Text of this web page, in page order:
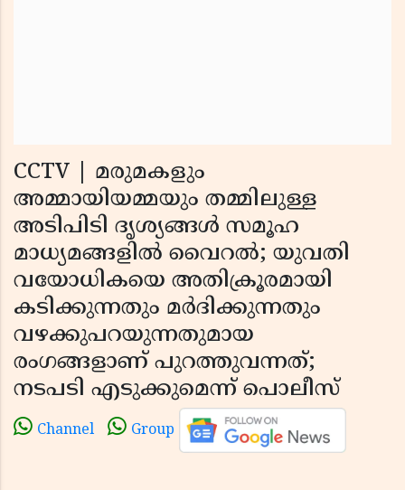
CCTV | മരുമകളും
അമ്മായിയമ്മയും തമ്മിലുള്ള
അടിപിടി ദൃശ്യങ്ങള്‍ സമൂഹ
മാധ്യമങ്ങളില്‍ വൈറല്‍; യുവതി
വയോധികയെ അതിക്രൂരമായി
കടിക്കുന്നതും മര്‍ദിക്കുന്നതും
വഴക്കുപറയുന്നതുമായ
രംഗങ്ങളാണ് പുറത്തുവന്നത്;
നടപടി എടുക്കുമെന്ന് പൊലീസ്
Channel Group